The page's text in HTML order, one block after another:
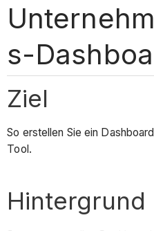
s-
Ziel
So erstellen Sie ein
Tool.
Hintergrund